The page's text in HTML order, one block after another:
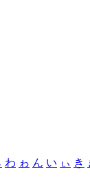
わ ゎ ん い ぃ き